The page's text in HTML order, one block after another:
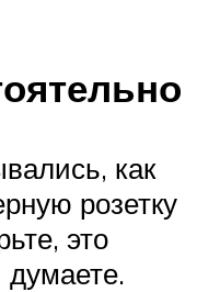
как
розетку
это
думаете.